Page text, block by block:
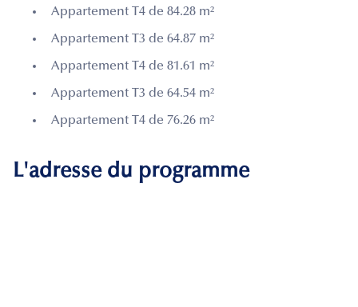
Appartement T4 de 84.28 m²
Appartement T3 de 64.87 m²
Appartement T4 de 81.61 m²
Appartement T3 de 64.54 m²
Appartement T4 de 76.26 m²
L'adresse du programme